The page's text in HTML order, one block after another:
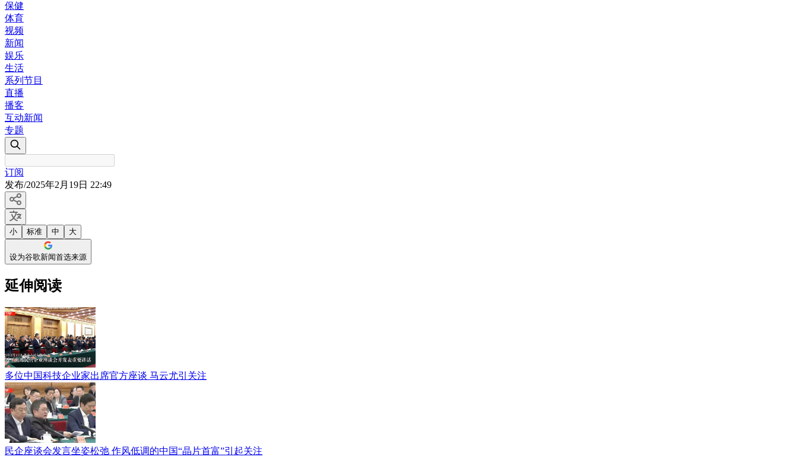
保健
体育
视频
新闻
娱乐
生活
系列节目
直播
播客
互动新闻
专题
订阅
发布/2025年2月19日 22:49
小 标准 中 大
设为谷歌新闻首选来源
延伸阅读
多位中国科技企业家出席官方座谈 马云尤引关注
民企座谈会发言坐姿松弛 作风低调的中国“晶片首富”引起关注